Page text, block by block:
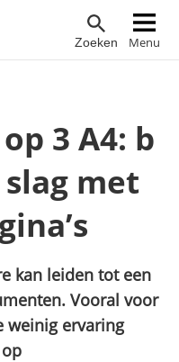
Zoeken Menu
Hoofdnavigatie
3 A4: b
met
kan leiden tot een
Vooral voor
weinig ervaring